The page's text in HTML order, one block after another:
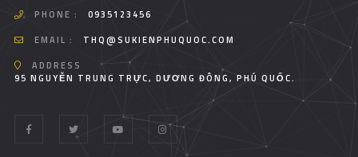
PHONE :
0935123456
EMAIL :
THQ@SUKIENPHUQUOC.COM
ADDRESS
95 NGUYỄN TRUNG TRỰC, DƯƠNG ĐÔNG, PHÚ QUỐC.